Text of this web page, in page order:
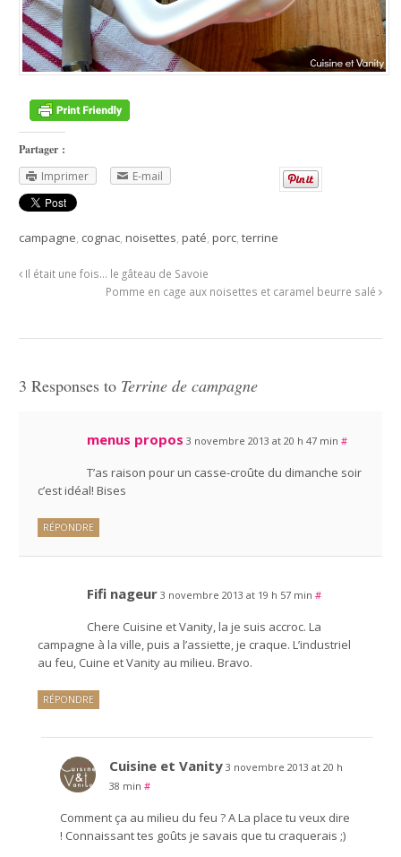
Partager :
Imprimer
E-mail
campagne, cognac,noisettes,paté,porc,terrine
Il était une fois… le gâteau de Savoie
Pomme en cage aux noisettes et caramel beurre salé
3 Responses to Terrine de campagne
menus propos 3 novembre 2013 at 20 h 47 min #
T’as raison pour un casse-croûte du dimanche soir
c’est idéal! Bises
RÉPONDRE
Fifi nageur 3 novembre 2013 at 19 h 57 min #
Chere Cuisine et Vanity, la je suis accroc. La
campagne à la ville, puis a l’assiette, je craque. L’industriel
au feu, Cuine et Vanity au milieu. Bravo.
RÉPONDRE
Cuisine et Vanity 3 novembre 2013 at 20 h
38 min #
Comment ça au milieu du feu ? A La place tu veux dire
! Connaissant tes goûts je savais que tu craquerais ;)